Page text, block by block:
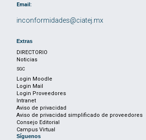
Email:
inconformidades@ciatej.mx
Extras
DIRECTORIO
Noticias
SGC
Login Moodle
Login Mail
Login Proveedores
Intranet
Aviso de privacidad
Aviso de privacidad simplificado de proveedores
Consejo Editorial
Campus Virtual
Síguenos